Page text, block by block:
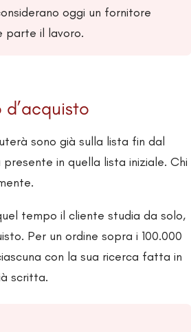
oggi un fornitore
parte il lavoro.
sono già sulla lista fin dal
in quella lista iniziale. Chi
tempo il cliente studia da solo,
Per un ordine sopra i 100.000
con la sua ricerca fatta in
scritta.